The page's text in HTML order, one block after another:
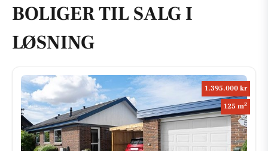
BOLIGER TIL SALG I
LØSNING
1.395.000 kr
125 m2